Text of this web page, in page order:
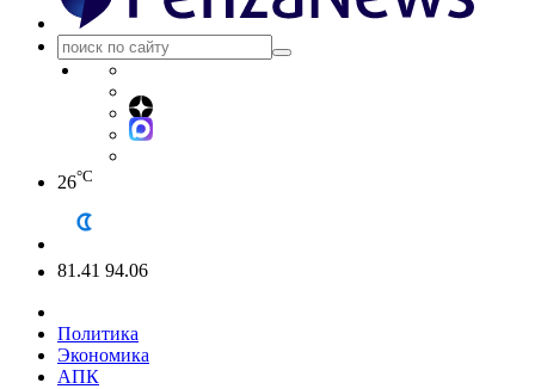
26°C
81.41 94.06
Политика
Экономика
АПК